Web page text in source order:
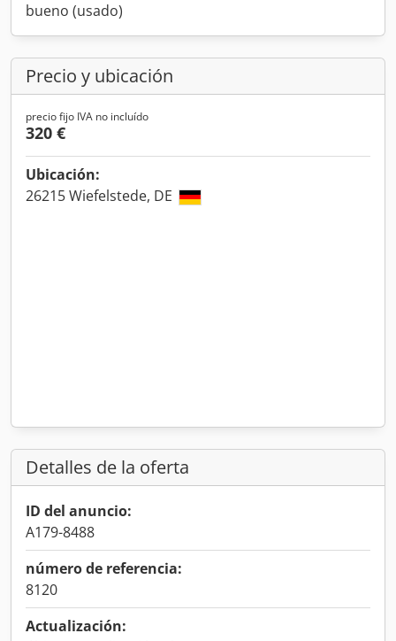
bueno (usado)
Precio y ubicación
precio fijo IVA no incluído
320 €
Ubicación:
26215 Wiefelstede, DE
Detalles de la oferta
ID del anuncio:
A179-8488
número de referencia:
8120
Actualización: